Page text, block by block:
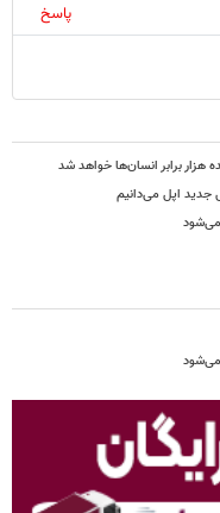
پاسخ